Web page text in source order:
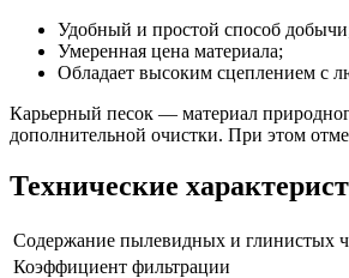
Удобный и простой способ
Умеренная цена материала;
Обладает высоким сцеплением с
Карьерный песок — материал
дополнительной очистки. При этом
Технические
Содержание пылевидных и глинистых
Коэффициент фильтрации